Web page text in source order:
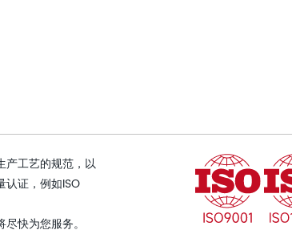
产工艺的规范，以
认证，例如ISO
快为您服务。